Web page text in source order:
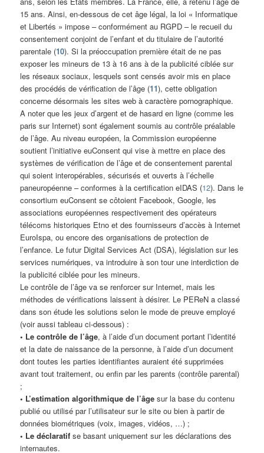
15 ans. Ainsi, en-dessous de cet âge légal, la loi « Informatique
et Libertés » impose – conformément au RGPD – le recueil du
consentement conjoint de l’enfant et du titulaire de l’autorité
parentale (10). Si la préoccupation première était de ne pas
exposer les mineurs de 13 à 16 ans à de la publicité ciblée sur
les réseaux sociaux, lesquels sont censés avoir mis en place
des procédés de vérification de l’âge (11), cette obligation
concerne désormais les sites web à caractère pornographique.
A noter que les jeux d’argent et de hasard en ligne (comme les
paris sur Internet) sont également soumis au contrôle préalable
de l’âge. Au niveau européen, la Commission européenne
soutient l’initiative euConsent qui vise à mettre en place des
systèmes de vérification de l’âge et de consentement parental
qui soient interopérables, sécurisés et ouverts à l’échelle
paneuropéenne – conformes à la certification eIDAS (12). Dans le
consortium euConsent se côtoient Facebook, Google, les
associations européennes respectivement des opérateurs
télécoms historiques Etno et des fournisseurs d’accès à Internet
EuroIspa, ou encore des organisations de protection de
l’enfance. Le futur Digital Services Act (DSA), législation sur les
services numériques, va introduire à son tour une interdiction de
la publicité ciblée pour les mineurs.
Le contrôle de l’âge va se renforcer sur Internet, mais les
méthodes de vérifications laissent à désirer. Le PEReN a classé
dans son étude les solutions selon le mode de preuve employé
(voir aussi tableau ci-dessous) :
• Le contrôle de l’âge, à l’aide d’un document portant l’identité
et la date de naissance de la personne, à l’aide d’un document
dont toutes les parties identifiantes auraient été supprimées
avant tout traitement, ou enfin par les parents (contrôle parental)
;
• L’estimation algorithmique de l’âge sur la base du contenu
publié ou utilisé par l’utilisateur sur le site ou bien à partir de
données biométriques (voix, images, vidéos, …) ;
• Le déclaratif se basant uniquement sur les déclarations des
internautes.